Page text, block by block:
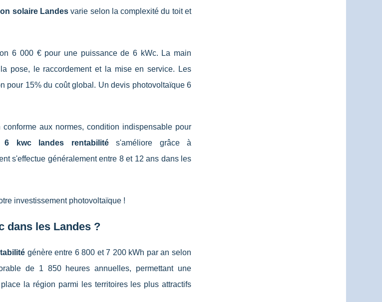
solaire Landesvarie selon la complexité du toit et
6 000 € pour une puissance de 6 kWc. La main
pose, le raccordement et la mise en service. Les
pour 15% du coût global. Un devis photovoltaïque 6
aux normes, condition indispensable pour
6 kwc landes rentabilités'améliore grâce à
s'effectue généralement entre 8 et 12 ans dans les
investissement photovoltaïque !
dans les Landes ?
génère entre 6 800 et 7 200 kWh par an selon
de 1 850 heures annuelles, permettant une
la région parmi les territoires les plus attractifs